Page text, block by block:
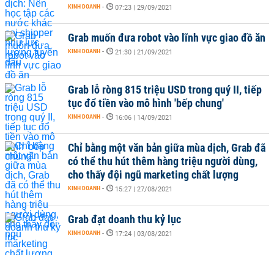
KINH DOANH - 07:23 | 29/09/2021
Grab muốn đưa robot vào lĩnh vực giao đồ ăn
KINH DOANH - 21:30 | 21/09/2021
Grab lỗ ròng 815 triệu USD trong quý II, tiếp
tục đổ tiền vào mô hình 'bếp chung'
KINH DOANH - 16:06 | 14/09/2021
Chỉ bằng một văn bản giữa mùa dịch, Grab đã
có thể thu hút thêm hàng triệu người dùng,
cho thấy đội ngũ marketing chất lượng
KINH DOANH - 15:27 | 27/08/2021
Grab đạt doanh thu kỷ lục
KINH DOANH - 17:24 | 03/08/2021